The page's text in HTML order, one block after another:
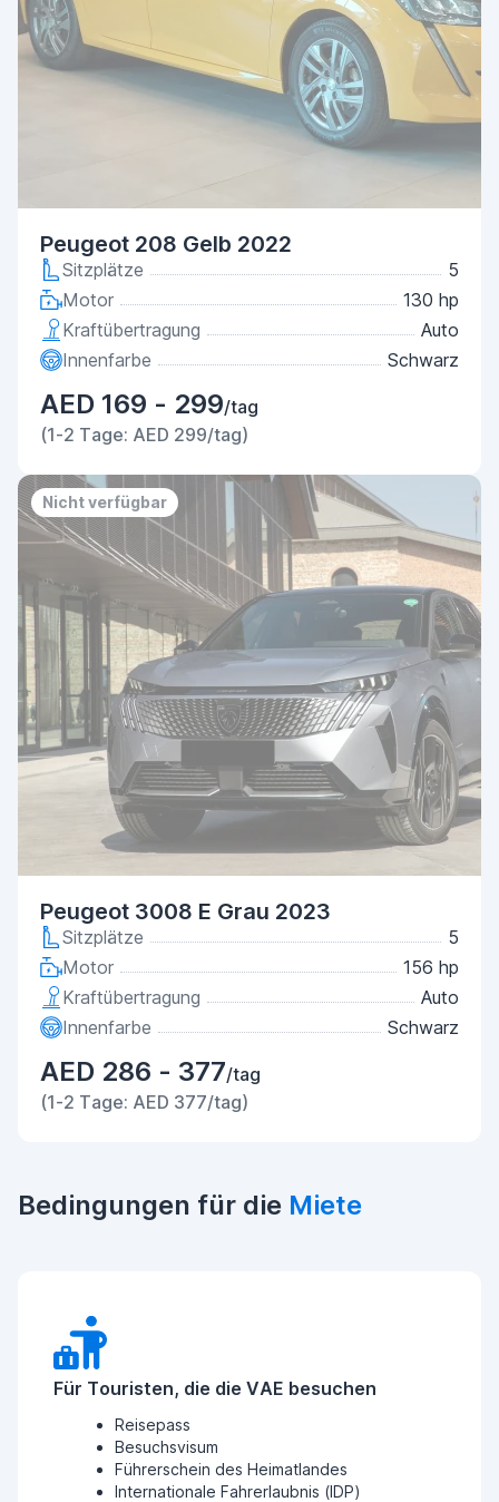
Peugeot 208 Gelb 2022
Sitzplätze
5
Motor
130 hp
Kraftübertragung
Auto
Innenfarbe
Schwarz
AED 169 - 299/tag
(1-2 Tage: AED 299/tag)
Nicht verfügbar
Peugeot 3008 E Grau 2023
Sitzplätze
5
Motor
156 hp
Kraftübertragung
Auto
Innenfarbe
Schwarz
AED 286 - 377/tag
(1-2 Tage: AED 377/tag)
Bedingungen für die Miete
Für Touristen, die die VAE besuchen
Reisepass
Besuchsvisum
Führerschein des Heimatlandes
Internationale Fahrerlaubnis (IDP)